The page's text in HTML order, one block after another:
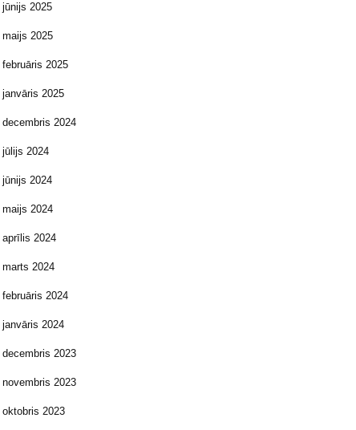
jūnijs 2025
maijs 2025
februāris 2025
janvāris 2025
decembris 2024
jūlijs 2024
jūnijs 2024
maijs 2024
aprīlis 2024
marts 2024
februāris 2024
janvāris 2024
decembris 2023
novembris 2023
oktobris 2023